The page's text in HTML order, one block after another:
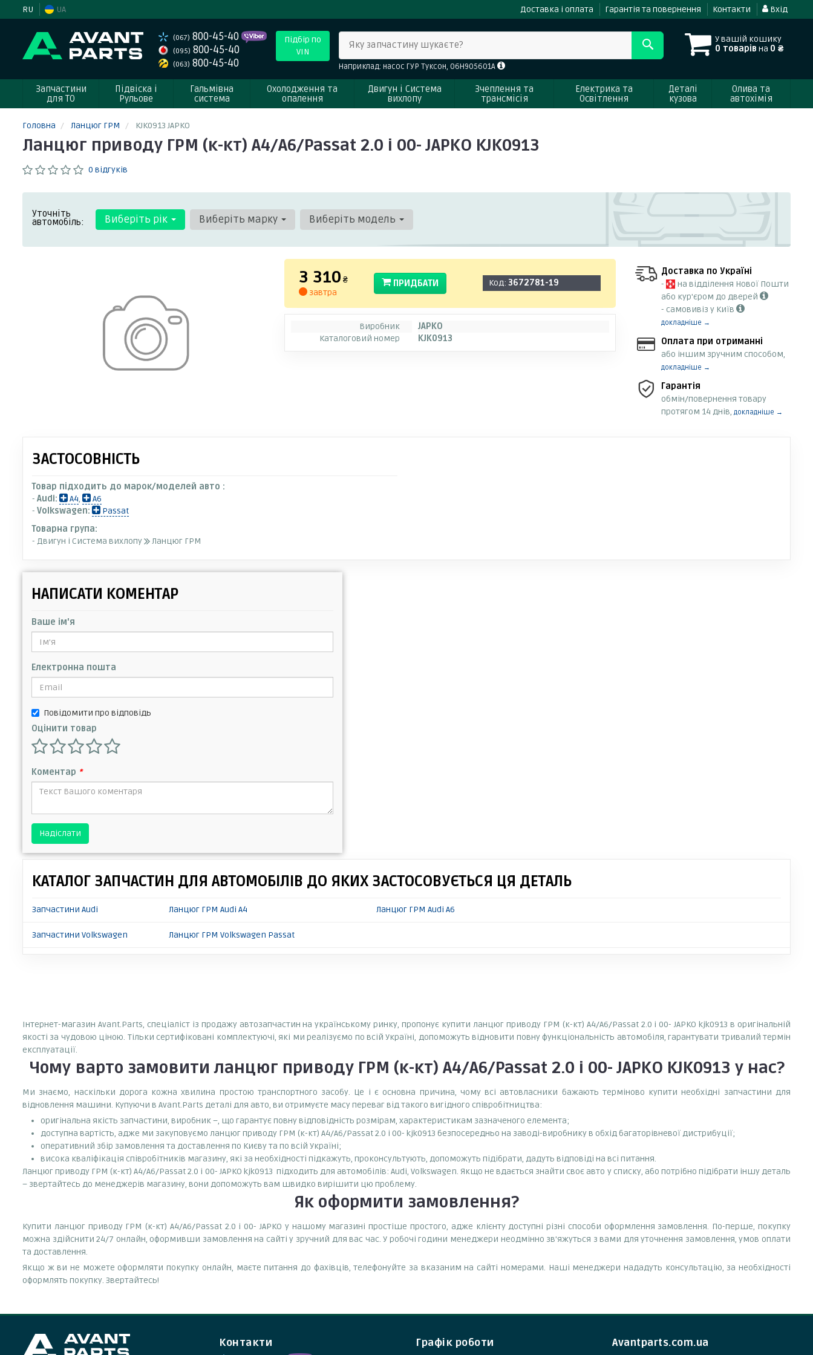
RU UA Доставка і оплата Гарантія та повернення Контакти Вхід
(067) 800-45-40
(095) 800-45-40
(063) 800-45-40
Підбір по
VIN
У вашій кошику
0 товарів на 0 ₴
Яку запчастину шукаєте?
Наприклад: насос ГУР Туксон, 06H905601A
Запчастини
для ТО
Підвіска і
Рульове
Гальмівна
система
Охолодження та
опалення
Двигун і Система
вихлопу
Зчеплення та
трансмісія
Електрика та
Освітлення
Деталі
кузова
Олива та
автохімія
Головна Ланцюг ГРМ KJK0913 JAPKO
Ланцюг приводу ГРМ (к-кт) A4/A6/Passat 2.0 i 00- JAPKO KJK0913
0 відгуків
Уточніть
автомобіль: Виберіть рік Виберіть марку Виберіть модель
3 310 ₴
завтра
ПРИДБАТИ Код:3672781-19
Виробник
JAPKO
Каталоговий номер
KJK0913
Доставка по Україні
-
на відділення Нової Пошти
або кур'єром до дверей
- самовивіз у Київ
докладніше →
Оплата при отриманні
або іншим зручним способом,
докладніше →
Гарантія
обмін/повернення товару
протягом 14 днів,докладніше →
ЗАСТОСОВНІСТЬ
Товар підходить до марок/моделей авто :
- Audi: A4,
A6
- Volkswagen:
Passat
Товарна група:
- Двигун і Система вихлопу
Ланцюг ГРМ
НАПИСАТИ КОМЕНТАР
Ваше ім'я
Електронна пошта
Повідомити про відповідь
Оцінити товар
Коментар *
Надіслати
КАТАЛОГ ЗАПЧАСТИН ДЛЯ АВТОМОБІЛІВ ДО ЯКИХ ЗАСТОСОВУЄТЬСЯ ЦЯ ДЕТАЛЬ
Запчастини Audi Ланцюг ГРМ Audi A4 Ланцюг ГРМ Audi A6
Запчастини Volkswagen Ланцюг ГРМ Volkswagen Passat
Інтернет-магазин Avant.Parts, спеціаліст із продажу автозапчастин на українському ринку, пропонує купити ланцюг приводу ГРМ (к-кт) A4/A6/Passat 2.0 i 00- JAPKO kjk0913 в оригінальній
якості за чудовою ціною. Тільки сертифіковані комплектуючі, які ми реалізуємо по всій Україні, допоможуть відновити повну функціональність автомобіля, гарантувати тривалий термін
експлуатації.
Чому варто замовитиланцюг приводу ГРМ (к-кт) A4/A6/Passat 2.0 i 00- JAPKO KJK0913 у нас?
Ми знаємо, наскільки дорога кожна хвилина простою транспортного засобу. Це і є основна причина, чому всі автовласники бажають терміново купити необхідні запчастини для
відновлення машини. Купуючи в Avant.Parts деталі для авто, ви отримуєте масу переваг від такого вигідного співробітництва:
оригінальна якість запчастини, виробник –, що гарантує повну відповідність розмірам, характеристикам зазначеного елемента;
доступна вартість, адже ми закуповуємо ланцюг приводу ГРМ (к-кт) A4/A6/Passat 2.0 i 00- kjk0913 безпосередньо на заводі-виробнику в обхід багаторівневої дистрибуції;
оперативний збір замовлення та доставлення по Києву та по всій Україні;
висока кваліфікація співробітників магазину, які за необхідності підкажуть, проконсультують, допоможуть підібрати, дадуть відповіді на всі питання.
Ланцюг приводу ГРМ (к-кт) A4/A6/Passat 2.0 i 00- JAPKO kjk0913 підходить для автомобілів: Audi, Volkswagen. Якщо не вдається знайти своє авто у списку, або потрібно підібрати іншу деталь
– звертайтесь до менеджерів магазину, вони допоможуть вам швидко вирішити цю проблему.
Як оформити замовлення?
Купити ланцюг приводу ГРМ (к-кт) A4/A6/Passat 2.0 i 00- JAPKO у нашому магазині простіше простого, адже клієнту доступні різні способи оформлення замовлення. По-перше, покупку
можна здійснити 24/7 онлайн, оформивши замовлення на сайті у зручний для вас час. У робочі години менеджери неодмінно зв'яжуться з вами для уточнення замовлення, умов оплати
та доставлення.
Якщо ж ви не можете оформляти покупку онлайн, маєте питання до фахівців, телефонуйте за вказаним на сайті номерами. Наші менеджери нададуть консультацію, за необхідності
оформлять покупку. Звертайтесь!
Контакти Графік роботи Avantparts.com.ua